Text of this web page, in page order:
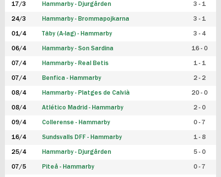
FUTSAL HERR
FUTSAL DAM
17/3 Hammarby - Djurgården 3 - 1
24/3 Hammarby - Brommapojkarna 3 - 1
01/4 Täby (A-lag) - Hammarby 3 - 4
06/4 Hammarby - Son Sardina 16 - 0
07/4 Hammarby - Real Betis 1 - 1
07/4 Benfica - Hammarby 2 - 2
08/4 Hammarby - Platges de Calvià 20 - 0
08/4 Atlético Madrid - Hammarby 2 - 0
09/4 Collerense - Hammarby 0 - 7
16/4 Sundsvalls DFF - Hammarby 1 - 8
25/4 Hammarby - Djurgården 5 - 0
07/5 Piteå - Hammarby 0 - 7